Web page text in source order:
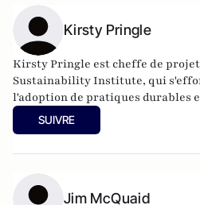
Kirsty Pringle
Kirsty Pringle est cheffe de
Sustainability Institute, qui
l'adoption de pratiques durables
recherche. Basée à l'EPCC,
dirige des projets axés sur la
SUIVRE
Jim McQuaid